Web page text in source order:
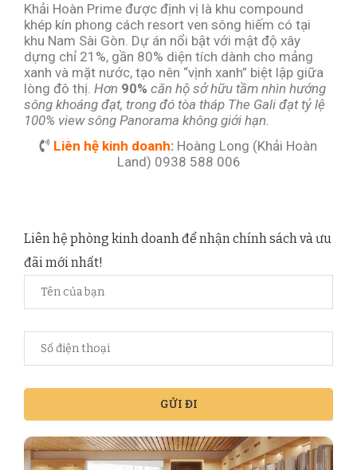
Khải Hoàn Prime được định vị là khu compound
khép kín phong cách resort ven sông hiếm có tại
khu Nam Sài Gòn. Dự án nổi bật với mật độ xây
dựng chỉ 21%, gần 80% diện tích dành cho mảng
xanh và mặt nước, tạo nên “vịnh xanh” biệt lập giữa
lòng đô thị. Hơn 90% căn hộ sở hữu tầm nhìn hướng
sông khoáng đạt, trong đó tòa tháp The Gali đạt tỷ lệ
100% view sông Panorama không giới hạn.
Liên hệ kinh doanh: Hoàng Long (Khải Hoàn
Land) 0938 588 006
Liên hệ phòng kinh doanh để nhận chính sách và ưu
đãi mới nhất!